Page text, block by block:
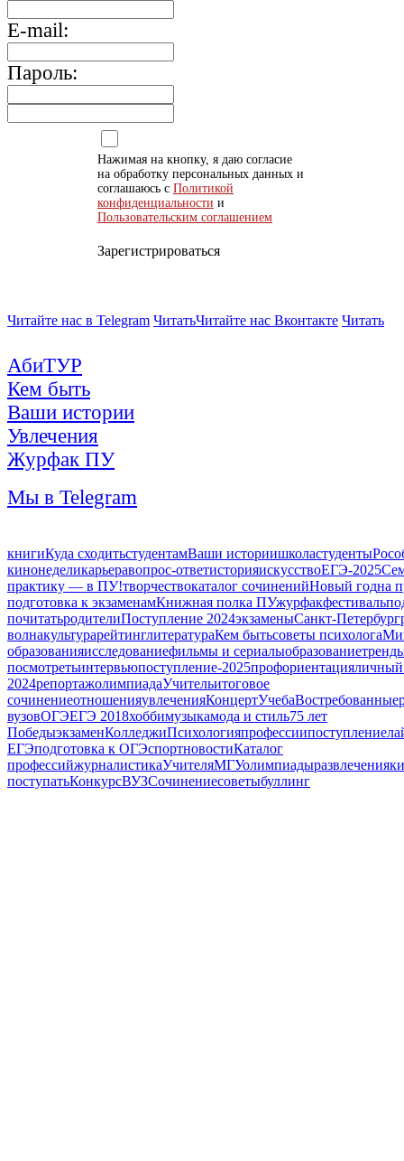
E-mail:
Пароль:
Нажимая на кнопку, я даю согласие
на обработку персональных данных и
соглашаюсь с Политикой
конфиденциальности и
Пользовательским соглашением
Зарегистрироваться
Читайте нас в Telegram ЧитатьЧитайте нас Вконтакте Читать
АбиТУР
Кем быть
Ваши истории
Увлечения
Журфак ПУ
Мы в Telegram
книгиКуда сходитьстудентамВаши историишколастуденты
кинонеделикарьеравопрос-ответисторияискусствоЕГЭ-2025
практику — в ПУ!творчествокаталог сочиненийНовый годна
подготовка к экзаменамКнижная полка ПУжурфакфестиваль
почитатьродителиПоступление 2024экзаменыСанкт-Петербург
волнакультурарейтинглитератураКем бытьсоветы психолога
образованияисследованиефильмы и сериалыобразование
посмотретьинтервьюпоступление-2025профориентация
2024репортажолимпиадаУчительитоговое
сочинениеотношенияувлеченияКонцертУчебаВостребованные
вузовОГЭЕГЭ 2018хоббимузыкамода и стиль75 лет
ПобедыэкзаменКолледжиПсихологияпрофессиипоступление
ЕГЭподготовка к ОГЭспортновостиКаталог
профессийжурналистикаУчителяМГУолимпиадыразвлечения
поступатьКонкурсВУЗСочинениесоветыбуллинг